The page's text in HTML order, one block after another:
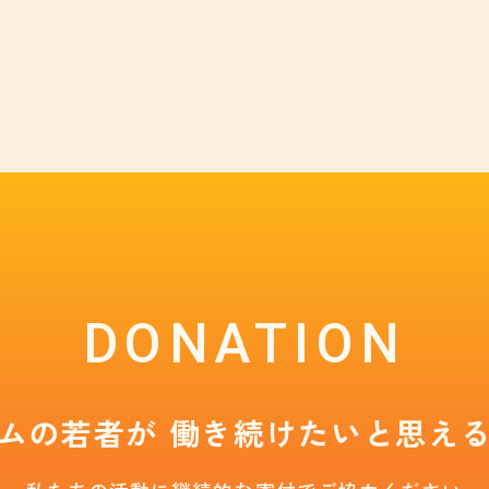
DONATION
の若者が 働き続けたい と思え